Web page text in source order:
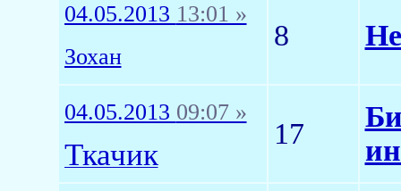
04.05.2013 13:01 »
Зохан
8
04.05.2013 09:07 »
Ткачик
17